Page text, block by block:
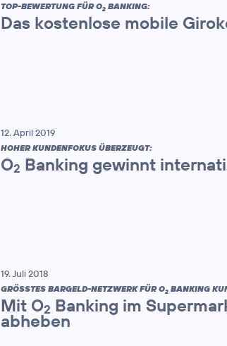
TOP-BEWERTUNG FÜR O2 BANKING:
Das kostenlose mobile
12. April 2019
HOHER KUNDENFOKUS ÜBERZEUGT:
O2 Banking gewinnt
19. Juli 2018
GRÖSSTES BARGELD-NETZWERK FÜR O 2 BANKING
Mit O2 Banking im
abheben